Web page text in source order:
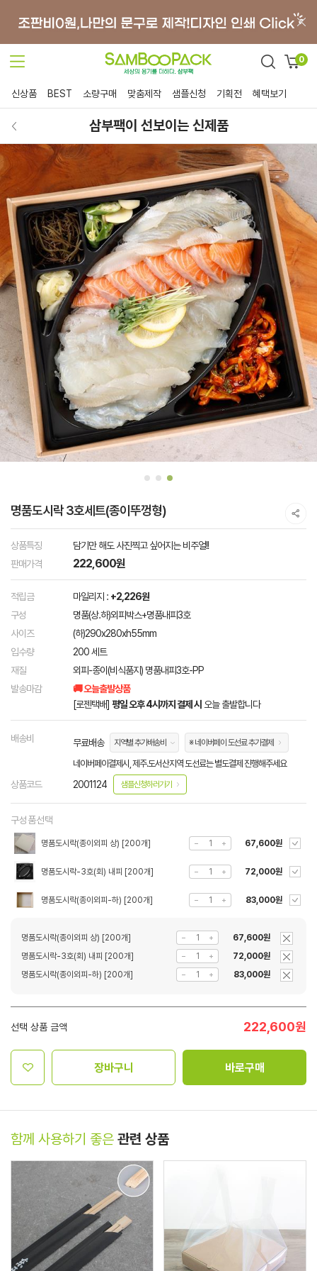
0
신상품 BEST 소량구매 맞춤제작 샘플신청 기획전 혜택보기
삼부팩이 선보이는 신제품
명품도시락 3호세트(종이뚜껑형)
상품특징
담기만 해도 사진찍고 싶어지는 비주얼!!
판매가격
222,600원
적립금 마일리지 : +2,226원
구성
명품(상.하)외피박스+명품내피3호
사이즈
(하)290x280xh55mm
입수량
200 세트
재질
외피-종이(비식품지) 명품내피3호-PP
발송마감
🚚 오늘출발상품
[로젠택배] 평일 오후 4시까지 결제 시 오늘 출발합니다
배송비 무료배송 지역별 추가배송비 ※ 네이버페이 도선료 추가결제
네이버페이결제시, 제주.도서산지역 도선료는 별도결제 진행해주세요
상품코드 2001124 샘플신청하러가기
구성품선택
명품도시락(종이외피 상) [200개] 67,600원
명품도시락-3호(회) 내피 [200개] 72,000원
명품도시락(종이외피-하) [200개] 83,000원
명품도시락(종이외피 상) [200개]
67,600원
명품도시락-3호(회) 내피 [200개]
72,000원
명품도시락(종이외피-하) [200개]
83,000원
선택 상품 금액 222,600원
장바구니 바로구매
함께 사용하기 좋은 관련 상품